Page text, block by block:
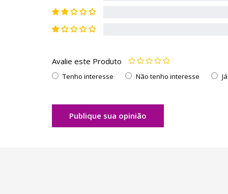
Avalie este Produto
Tenho interesse Não tenho interesse
Publique sua opinião